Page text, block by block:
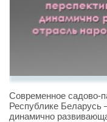
Современное садово-
Республике Беларусь
динамично